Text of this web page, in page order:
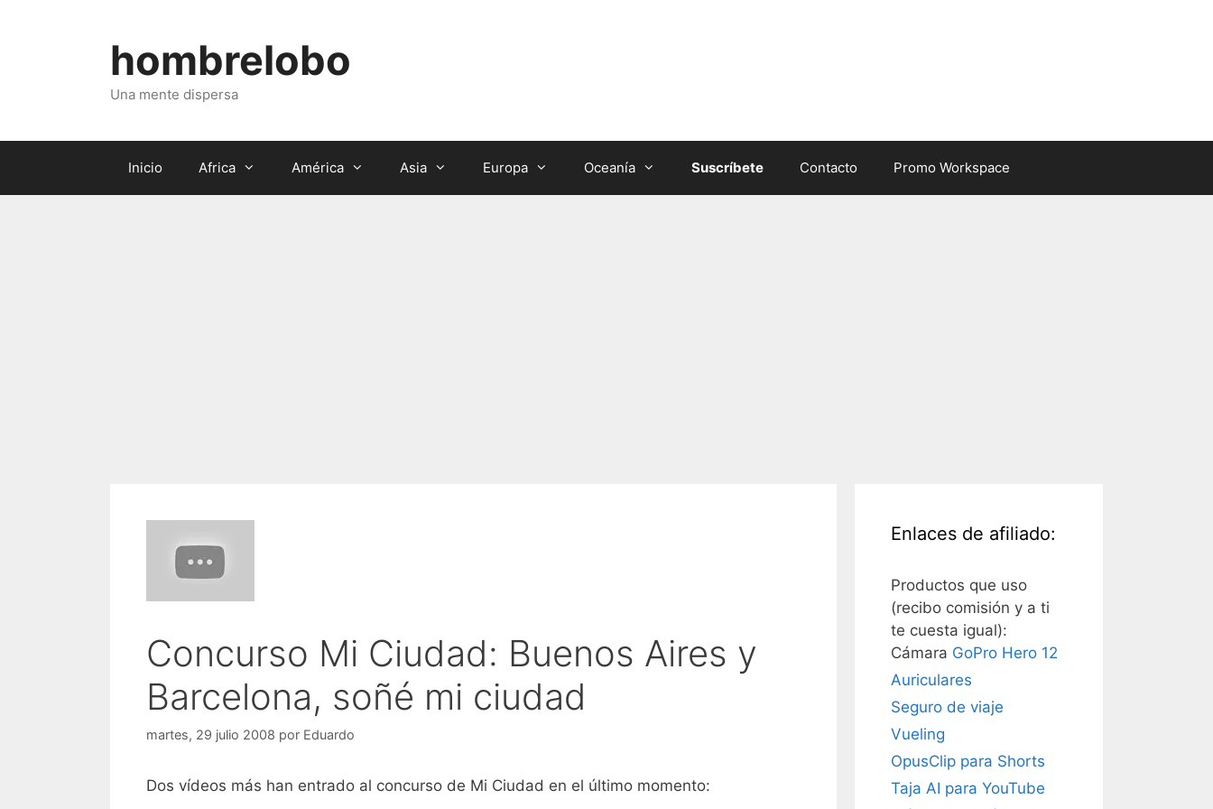
hombrelobo
Una mente dispersa
Inicio Africa América Asia Europa Oceanía Suscríbete Contacto Promo Workspace
Concurso Mi Ciudad: Buenos Aires y
Barcelona, soñé mi ciudad
martes, 29 julio 2008 por Eduardo
Dos vídeos más han entrado al concurso de Mi Ciudad en el último momento:
Enlaces de afiliado:
Productos que uso
(recibo comisión y a ti
te cuesta igual):
Cámara GoPro Hero 12
Auriculares
Seguro de viaje
Vueling
OpusClip para Shorts
Taja AI para YouTube